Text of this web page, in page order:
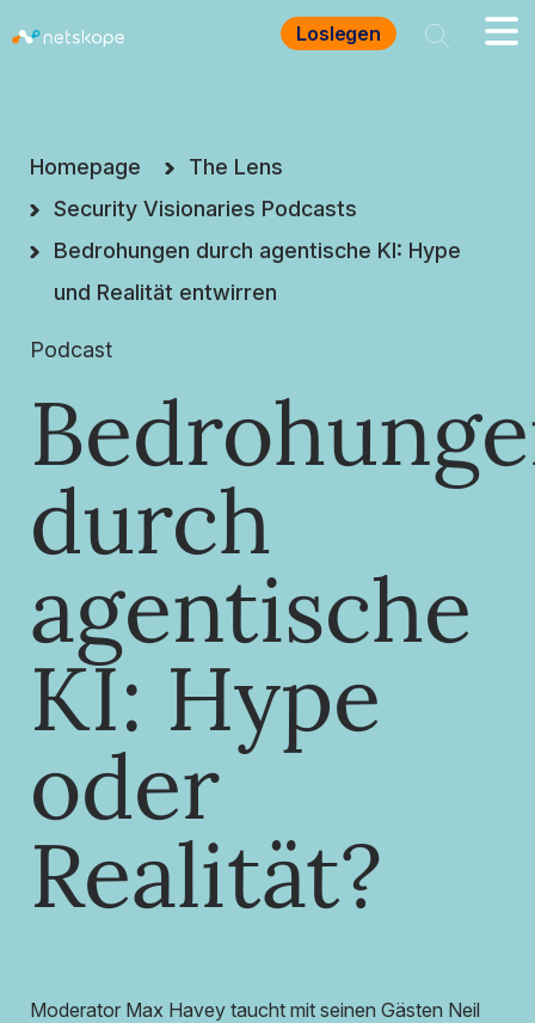
Loslegen
Homepage
The Lens
Security Visionaries Podcasts
Bedrohungen durch agentische KI: Hype
und Realität entwirren
Podcast
durch
agentische
KI: Hype
oder
Realität?
Moderator Max Havey taucht mit seinen Gästen Neil